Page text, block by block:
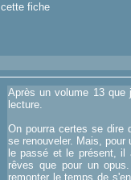
cette fiche
Après un volume 13 que
lecture.
On pourra certes se dire
se renouveler. Mais, pour
le passé et le présent, il
rêves que pour un
remonter le temps de